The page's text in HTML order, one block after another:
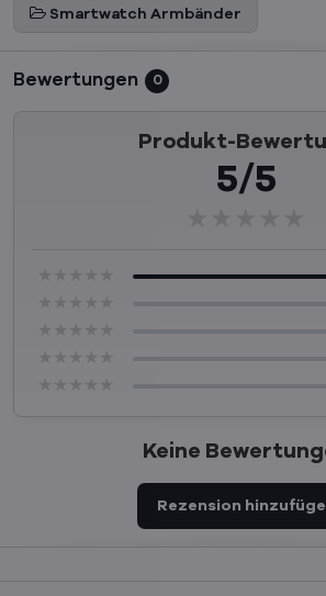
Smartwatch Armbänder
Bewertungen 0
Produkt-
5/5
Keine
Rezension